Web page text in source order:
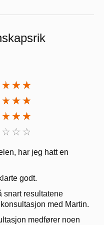
har jeg hatt en
godt.
snart resultatene
med Martin.
medfører noen